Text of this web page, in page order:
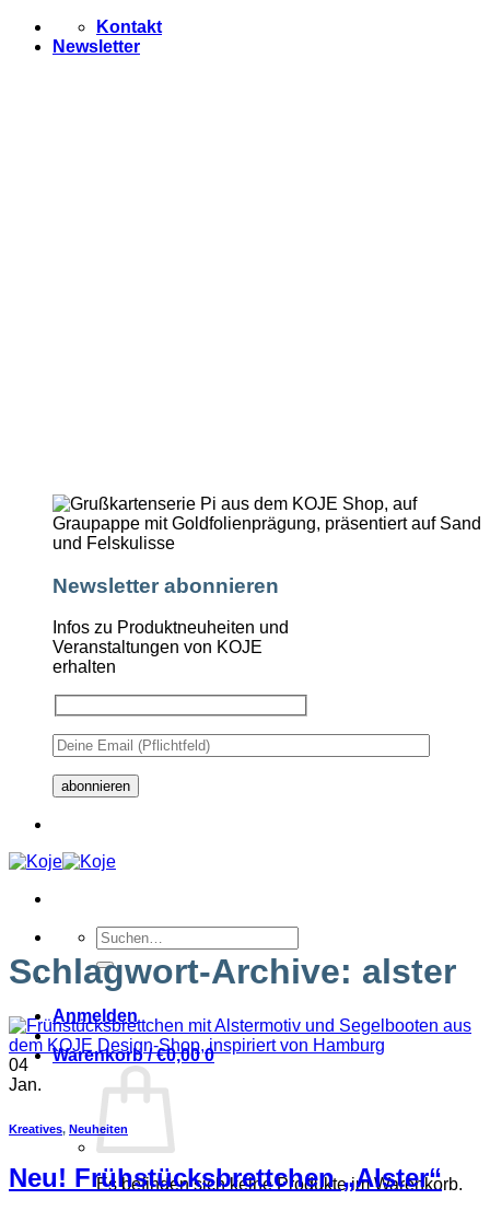
Zum
Inhalt
Kontakt
Newsletter
Newsletter abonnieren
Infos zu Produktneuheiten und
Veranstaltungen von KOJE
erhalten
Suchen
nach:
Anmelden
Warenkorb /€0,00 0
Es befinden sich keine Produkte im Warenkorb.
Schlagwort-Archive: alster
04
Jan.
Kreatives, Neuheiten
Neu! Frühstücksbrettchen „Alster“